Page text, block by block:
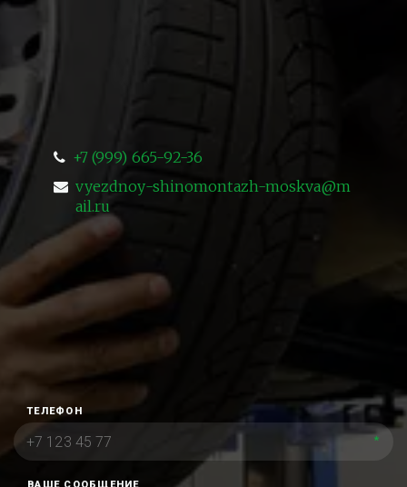
+7 (999) 665-92-36
vyezdnoy-shinomontazh-moskva@m
ail.ru
ТЕЛЕФОН
*